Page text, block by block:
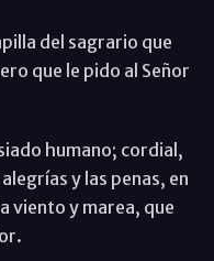
del sagrario que
que le pido al Señor
humano; cordial,
y las penas, en
viento y marea, que